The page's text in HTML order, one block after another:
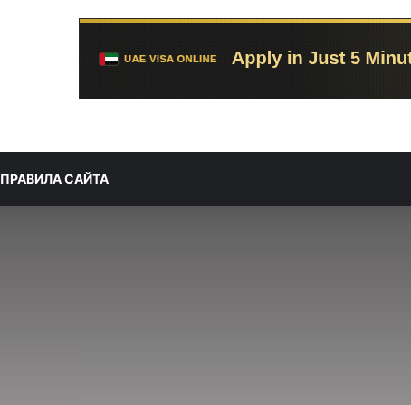
ПРАВИЛА САЙТА